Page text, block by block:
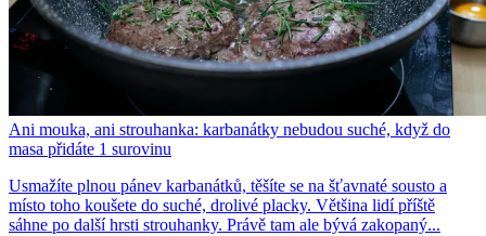
Ani mouka, ani strouhanka: karbanátky nebudou suché, když do
masa přidáte 1 surovinu
Usmažíte plnou pánev karbanátků, těšíte se na šťavnaté sousto a
místo toho koušete do suché, drolivé placky. Většina lidí příště
sáhne po další hrsti strouhanky. Právě tam ale bývá zakopaný...